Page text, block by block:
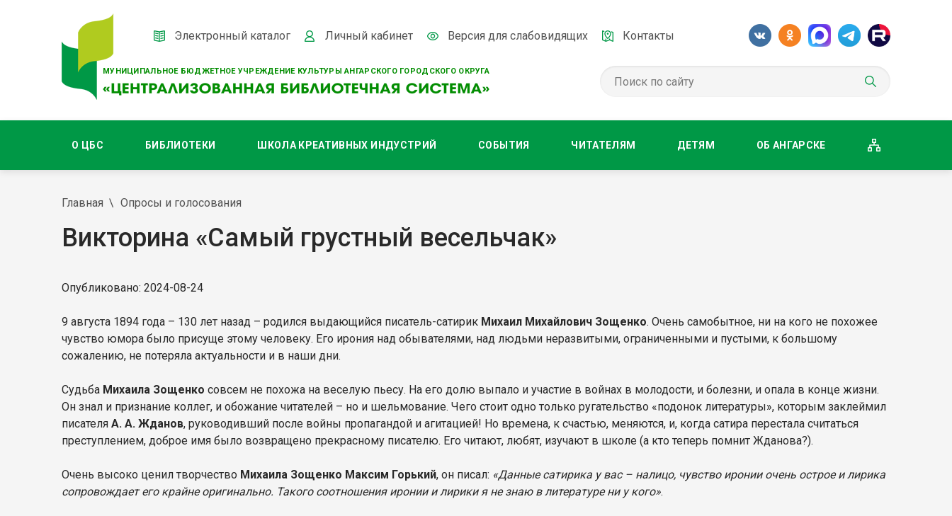
МУНИЦИПАЛЬНОЕ БЮДЖЕТНОЕ УЧРЕЖДЕНИЕ КУЛЬТУРЫ АНГАРСКОГО ГОРОДСКОГО ОКРУГА
Электронный каталог Личный кабинет Версия для слабовидящих Контакты
О ЦБС БИБЛИОТЕКИ ШКОЛА КРЕАТИВНЫХ ИНДУСТРИЙ СОБЫТИЯ ЧИТАТЕЛЯМ ДЕТЯМ ОБ АНГАРСКЕ
Главная Опросы и голосования
Викторина «Самый грустный весельчак»
Опубликовано: 2024-08-24
9 августа 1894 года – 130 лет назад – родился выдающийся писатель-сатирик Михаил Михайлович Зощенко. Очень самобытное, ни на кого не похожее
чувство юмора было присуще этому человеку. Его ирония над обывателями, над людьми неразвитыми, ограниченными и пустыми, к большому
сожалению, не потеряла актуальности и в наши дни.
Судьба Михаила Зощенко совсем не похожа на веселую пьесу. На его долю выпало и участие в войнах в молодости, и болезни, и опала в конце жизни.
Он знал и признание коллег, и обожание читателей – но и шельмование. Чего стоит одно только ругательство «подонок литературы», которым заклеймил
писателя А. А. Жданов, руководивший после войны пропагандой и агитацией! Но времена, к счастью, меняются, и, когда сатира перестала считаться
преступлением, доброе имя было возвращено прекрасному писателю. Его читают, любят, изучают в школе (а кто теперь помнит Жданова?).
Очень высоко ценил творчество Михаила Зощенко Максим Горький, он писал: «Данные сатирика у вас – налицо, чувство иронии очень острое и лирика
сопровождает его крайне оригинально. Такого соотношения иронии и лирики я не знаю в литературе ни у кого».